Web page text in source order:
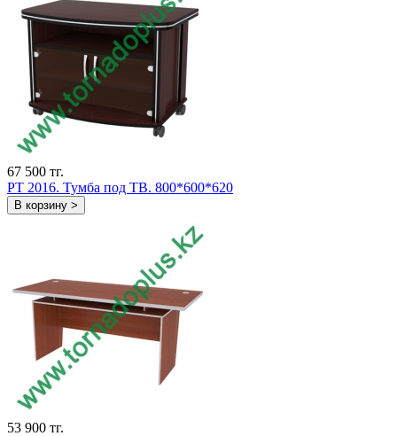
67 500 тг.
PT 2016. Тумба под ТВ. 800*600*620
В корзину >
53 900 тг.